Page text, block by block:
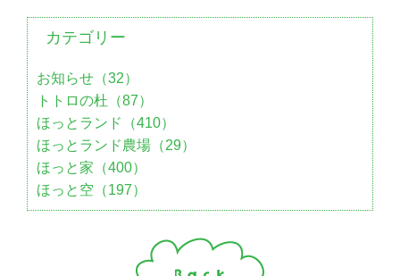
カテゴリー
お知らせ（32）
トトロの杜（87）
ほっとランド（410）
ほっとランド農場（29）
ほっと家（400）
ほっと空（197）